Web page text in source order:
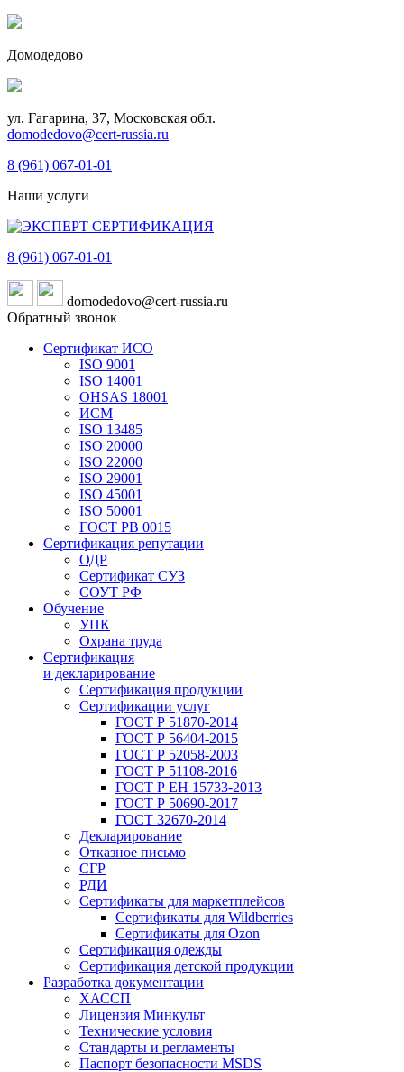
Домодедово
ул. Гагарина, 37, Московская обл.
domodedovo@cert-russia.ru
8 (961) 067-01-01
Наши услуги
8 (961) 067-01-01
domodedovo@cert-russia.ru
Обратный звонок
Сертификат ИСО
ISO 9001
ISO 14001
OHSAS 18001
ИСМ
ISO 13485
ISO 20000
ISO 22000
ISO 29001
ISO 45001
ISO 50001
ГОСТ РВ 0015
Сертификация репутации
ОДР
Сертификат СУЗ
СОУТ РФ
Обучение
УПК
Охрана труда
Сертификация
и декларирование
Сертификация продукции
Сертификации услуг
ГОСТ Р 51870-2014
ГОСТ Р 56404-2015
ГОСТ Р 52058-2003
ГОСТ Р 51108-2016
ГОСТ Р ЕН 15733-2013
ГОСТ Р 50690-2017
ГОСТ 32670-2014
Декларирование
Отказное письмо
СГР
РДИ
Сертификаты для маркетплейсов
Сертификаты для Wildberries
Сертификаты для Ozon
Сертификация одежды
Сертификация детской продукции
Разработка документации
ХАССП
Лицензия Минкульт
Технические условия
Стандарты и регламенты
Паспорт безопасности MSDS